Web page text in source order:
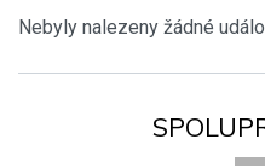
Nebyly nalezeny žádné